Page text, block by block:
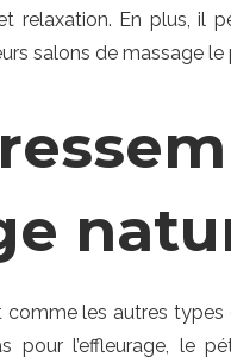
relaxation. En plus, il
salons de massage
comme les autres types
pour l’effleurage, le